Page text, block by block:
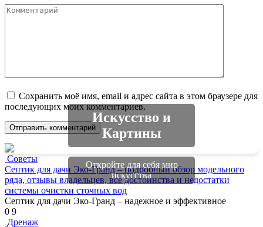
Комментарий
Сохранить моё имя, email и адрес сайта в этом браузере для
последующих моих комментариев.
Искусство и
Картины
Откройте для себя мир
искусства
Советы
Септик для дачи Эко-Гранд – подробный обзор модельного
ряда, отзывы владельцев, все достоинства и недостатки
системы очистки сточных вод
Септик для дачи Эко-Гранд – надежное и эффективное
0 9
Дренаж